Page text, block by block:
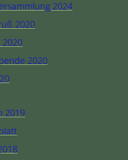
2024
2020
2020
2019